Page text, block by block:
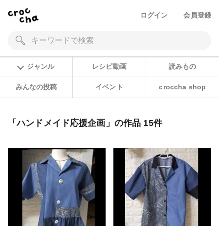
ログイン 会員登録
ジャンル レシピ動画 読みもの
みんなの投稿 イベント croccha shop
「ハンドメイド応援企画」の作品 15件